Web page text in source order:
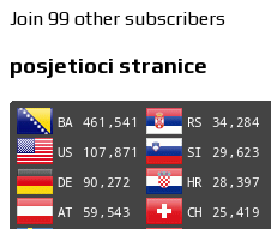
Join 99 other subscribers
posjetioci stranice